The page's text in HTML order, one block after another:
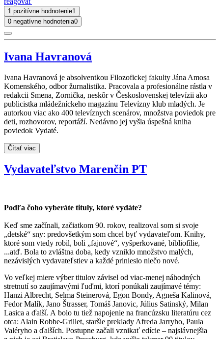
1 pozitívne hodnotenie1
0 negatívne hodnotenia0
Ivana Havranová
Ivana Havranová je absolventkou Filozofickej fakulty Jána Amosa
Komenského, odbor žurnalistika. Pracovala a profesionálne rástla v
redakcii Smena, Zornička, neskôr v Československej televízii ako
publicistka mládežníckeho magazínu Televízny klub mladých. Je
autorkou viac ako 400 televíznych scenárov, množstva poviedok pre
deti, rozhovorov, reportáží. Nedávno jej vyšla úspešná kniha
poviedok Vydaté.
Čítať viac
Vydavateľstvo Marenčin PT
Podľa čoho vyberáte tituly, ktoré vydáte?
Keď sme začínali, začiatkom 90. rokov, realizoval som si svoje
„detské“ sny: predovšetkým som chcel byť vydavateľom. Knihy,
ktoré som vtedy robil, boli „fajnové“, vyšperkované, bibliofílie,
...atď. Bola to zvláštna doba, kedy vzniklo množstvo malých,
nezávislých vydavateľstiev a každé prinieslo niečo nové.
Vo veľkej miere výber titulov závisel od viac-menej náhodných
stretnutí so zaujímavými ľuďmi, ktorí ponúkali zaujímavé témy:
Hanzi Albrecht, Selma Steinerová, Egon Bondy, Agneša Kalinová,
Fedor Malík, Jano Štrasser, Tomáš Janovic, Július Satinský, Milan
Lasica a ďalší. A bolo tu tiež napojenie na francúzsku literatúru cez
otca: Alain Robbe-Grillet, staršie preklady Afreda Jarryho, Paula
Valéryho a ďalších. Postupne začali vznikať edície – najslávnejšia